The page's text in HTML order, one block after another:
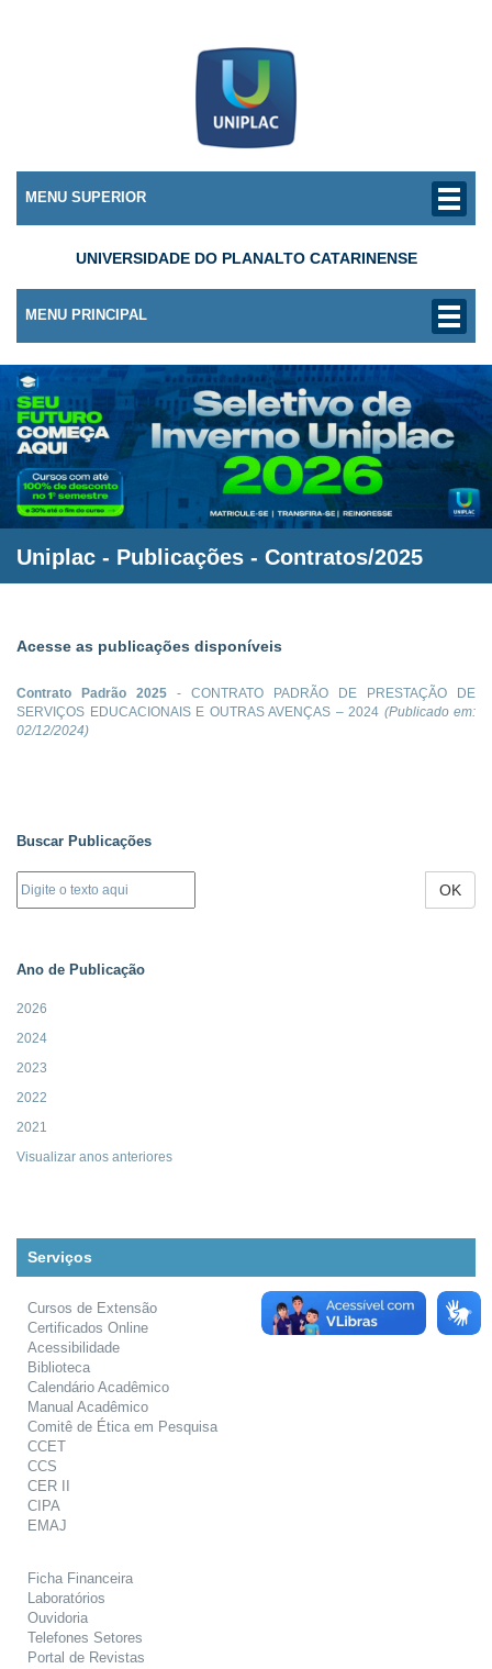
MENU SUPERIOR
UNIVERSIDADE DO PLANALTO CATARINENSE
MENU PRINCIPAL
Uniplac - Publicações - Contratos/2025
Acesse as publicações disponíveis
Contrato Padrão 2025 - CONTRATO PADRÃO DE PRESTAÇÃO DE
SERVIÇOS EDUCACIONAIS E OUTRAS AVENÇAS – 2024 (Publicado em:
02/12/2024)
Buscar Publicações
OK
Ano de Publicação
2026
2024
2023
2022
2021
Visualizar anos anteriores
Serviços
Cursos de Extensão
Certificados Online
Acessibilidade
Biblioteca
Calendário Acadêmico
Manual Acadêmico
Comitê de Ética em Pesquisa
CCET
CCS
CER II
CIPA
EMAJ
Ficha Financeira
Laboratórios
Ouvidoria
Telefones Setores
Portal de Revistas